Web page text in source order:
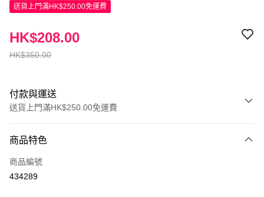
送貨上門滿HK$250.00免運費
HK$350.00
HK$208.00
付款與運送
送貨上門滿HK$250.00免運費
信用卡
Apple Pay
商品特色
商品編號
434289